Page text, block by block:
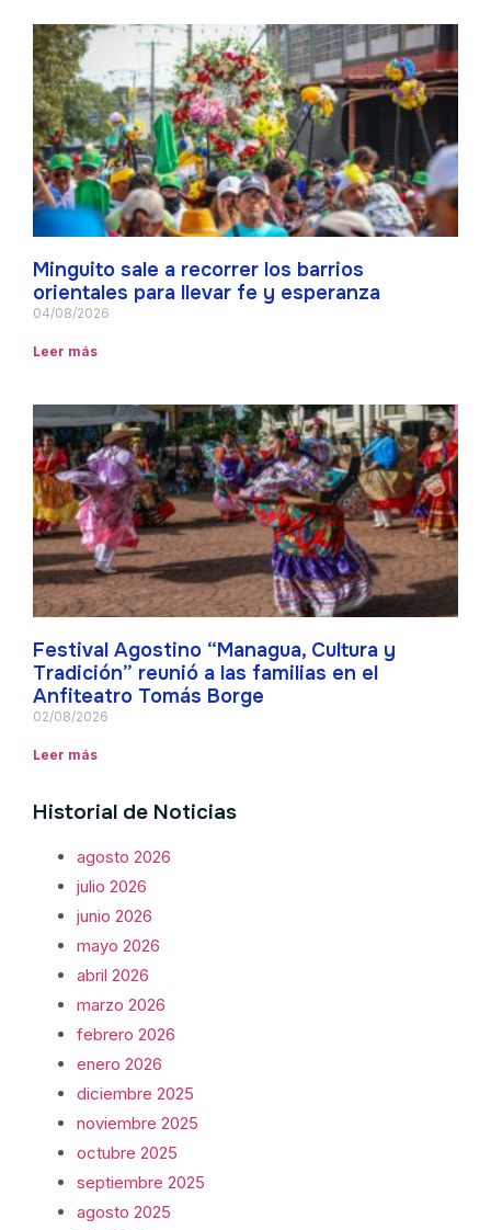
Minguito sale a recorrer los barrios
orientales para llevar fe y esperanza
04/08/2026
Leer más
Festival Agostino “Managua, Cultura y
Tradición” reunió a las familias en el
Anfiteatro Tomás Borge
02/08/2026
Leer más
Historial de Noticias
agosto 2026
julio 2026
junio 2026
mayo 2026
abril 2026
marzo 2026
febrero 2026
enero 2026
diciembre 2025
noviembre 2025
octubre 2025
septiembre 2025
agosto 2025